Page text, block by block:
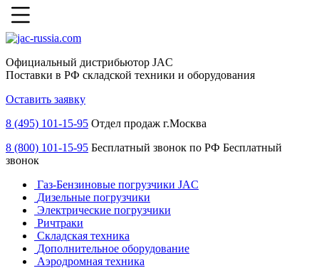
Официальный дистрибьютор JAC
Поставки в РФ складской техники и оборудования
Оставить заявку
8 (495) 101-15-95 Отдел продаж г.Москва
8 (800) 101-15-95 Бесплатный звонок по РФ Бесплатный
звонок
Газ-Бензиновые погрузчики JAC
Дизельные погрузчики
Электрические погрузчики
Ричтраки
Складская техника
Дополнительное оборудование
Аэродромная техника